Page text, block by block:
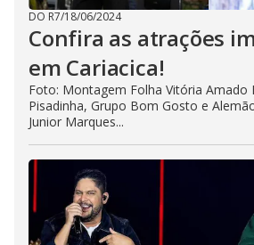
DO R7/18/06/2024
Confira as atrações
em Cariacica!
Foto: Montagem Folha Vitória Amado
Pisadinha, Grupo Bom Gosto e
Junior Marques...